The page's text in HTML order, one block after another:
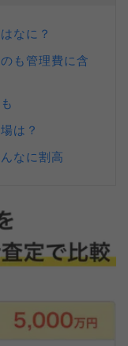
なに？
も管理費に含
は？
なに割高